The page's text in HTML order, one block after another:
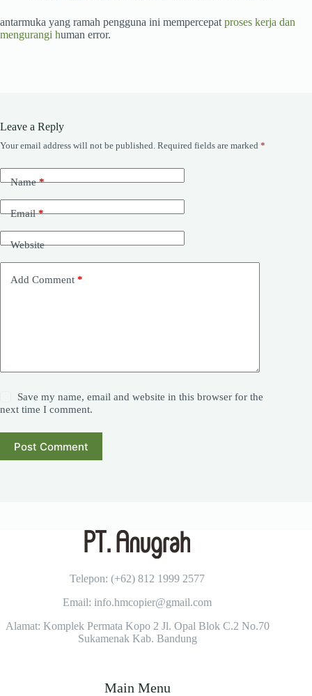
antarmuka yang ramah pengguna ini mempercepatproses kerja dan
mengurangi human error.
Leave a Reply
Your email address will not be published. Required fields are marked *
Name*
Email*
Website
Add Comment *
Save my name, email and website in this browser for the
next time I comment.
Post Comment
Telepon: (+62) 812 1999 2577
Email: info.hmcopier@gmail.com
Alamat: Komplek Permata Kopo 2 Jl. Opal Blok C.2 No.70
Sukamenak Kab. Bandung
Main Menu